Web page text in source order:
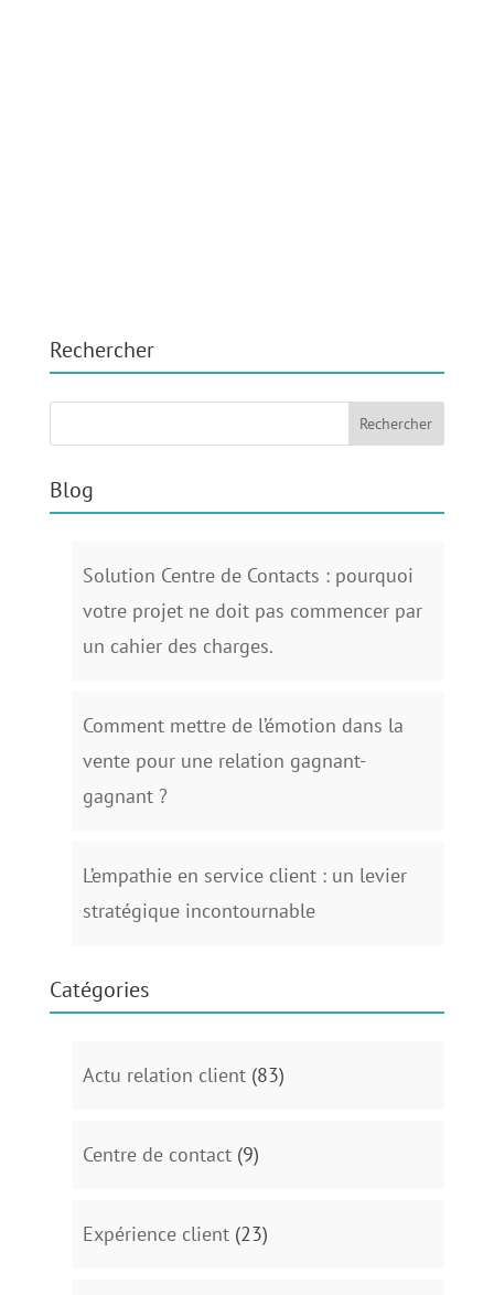
Rechercher
Blog
Solution Centre de Contacts : pourquoi
votre projet ne doit pas commencer par
un cahier des charges.
Comment mettre de l’émotion dans la
vente pour une relation gagnant-
gagnant ?
L’empathie en service client : un levier
stratégique incontournable
Catégories
Actu relation client(83)
Centre de contact(9)
Expérience client(23)